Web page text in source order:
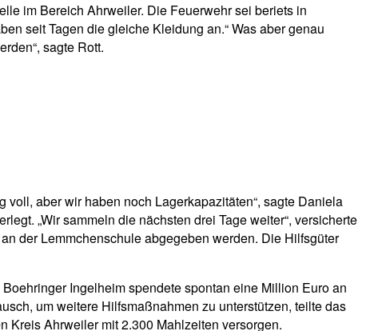
im Bereich Ahrweiler. Die Feuerwehr sei beriets in
seit Tagen die gleiche Kleidung an.“ Was aber genau
sagte Rott.
aber wir haben noch Lagerkapazitäten“, sagte Daniela
„Wir sammeln die nächsten drei Tage weiter“, versicherte
der Lemmchenschule abgegeben werden. Die Hilfsgüter
Ingelheim spendete spontan eine Million Euro an
um weitere Hilfsmaßnahmen zu unterstützen, teilte das
Kreis Ahrweiler mit 2.300 Mahlzeiten versorgen.